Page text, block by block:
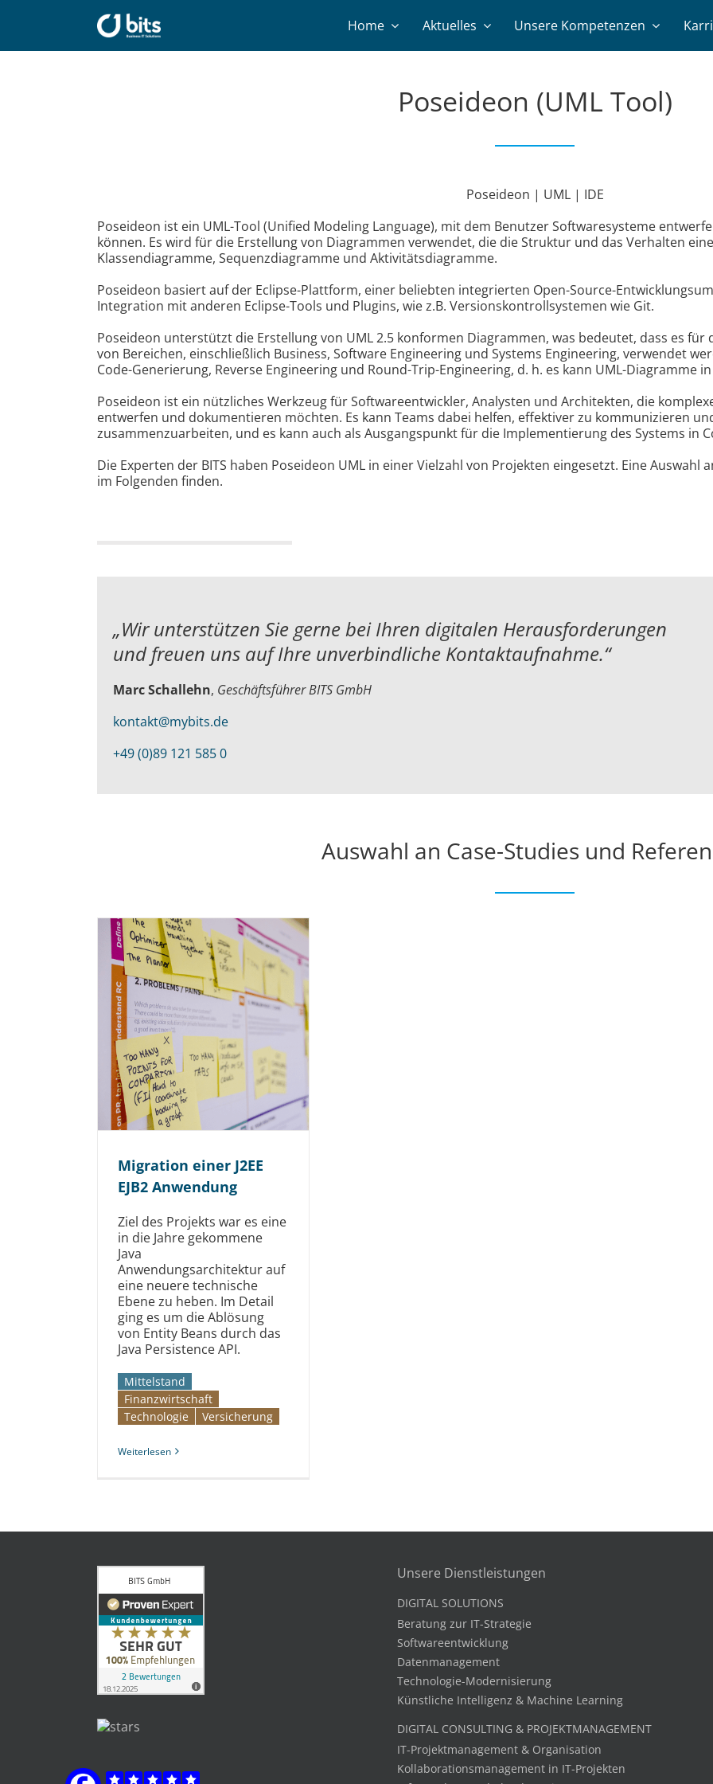
Home Aktuelles Unsere Kompetenzen
Poseideon (UML Tool)
Poseideon | UML | IDE
Poseideon ist ein UML-Tool (Unified Modeling Language), mit dem Benutzer Softwaresysteme
können. Es wird für die Erstellung von Diagrammen verwendet, die die Struktur und das Verhalten
Klassendiagramme, Sequenzdiagramme und Aktivitätsdiagramme.
Poseideon basiert auf der Eclipse-Plattform, einer beliebten integrierten Open-Source-
Integration mit anderen Eclipse-Tools und Plugins, wie z.B. Versionskontrollsystemen wie Git.
Poseideon unterstützt die Erstellung von UML 2.5 konformen Diagrammen, was bedeutet, dass es für
von Bereichen, einschließlich Business, Software Engineering und Systems Engineering, verwendet
Code-Generierung, Reverse Engineering und Round-Trip-Engineering, d. h. es kann UML-Diagramme
Poseideon ist ein nützliches Werkzeug für Softwareentwickler, Analysten und Architekten, die
entwerfen und dokumentieren möchten. Es kann Teams dabei helfen, effektiver zu kommunizieren
zusammenzuarbeiten, und es kann auch als Ausgangspunkt für die Implementierung des Systems in
Die Experten der BITS haben Poseideon UML in einer Vielzahl von Projekten eingesetzt. Eine Auswahl
im Folgenden finden.
„Wir unterstützen Sie gerne bei Ihren digitalen Herausforderungen
undfreuen uns auf Ihre unverbindliche Kontaktaufnahme.“
Marc Schallehn, Geschäftsführer BITS GmbH
kontakt@mybits.de
+49 (0)89 121 585 0
Auswahl an Case-Studies und
Migration einer J2EE
EJB2 Anwendung
Ziel des Projekts war es eine
in die Jahre gekommene
Java
Anwendungsarchitektur auf
eine neuere technische
Ebene zu heben. Im Detail
ging es um die Ablösung
von Entity Beans durch das
Java Persistence API.
Mittelstand
Finanzwirtschaft
Technologie
Versicherung
Weiterlesen
Unsere Dienstleistungen
DIGITAL SOLUTIONS
Beratung zur IT-Strategie
Softwareentwicklung
Datenmanagement
Technologie-Modernisierung
Künstliche Intelligenz & Machine Learning
DIGITAL CONSULTING & PROJEKTMANAGEMENT
IT-Projektmanagement & Organisation
Kollaborationsmanagement in IT-Projekten